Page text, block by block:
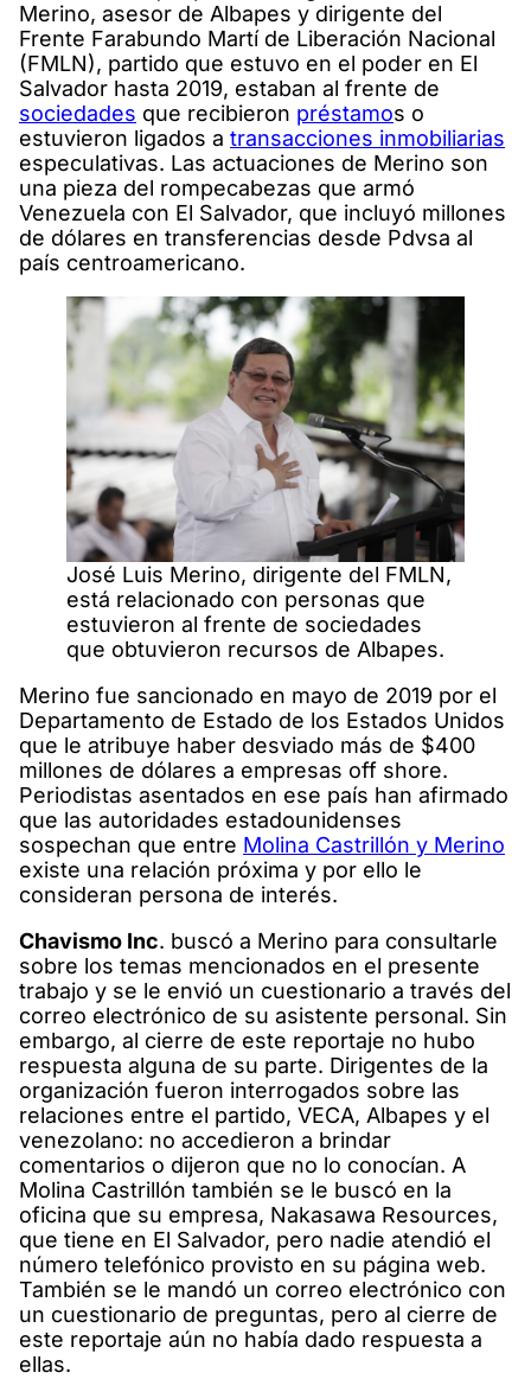
Merino, asesor de Albapes y dirigente del
Frente Farabundo Martí de Liberación Nacional
(FMLN), partido que estuvo en el poder en El
Salvador hasta 2019, estaban al frente de
sociedades que recibieron préstamos o
estuvieron ligados a transacciones inmobiliarias
especulativas. Las actuaciones de Merino son
una pieza del rompecabezas que armó
Venezuela con El Salvador, que incluyó millones
de dólares en transferencias desde Pdvsa al
país centroamericano.
José Luis Merino, dirigente del FMLN,
está relacionado con personas que
estuvieron al frente de sociedades
que obtuvieron recursos de Albapes.
Merino fue sancionado en mayo de 2019 por el
Departamento de Estado de los Estados Unidos
que le atribuye haber desviado más de $400
millones de dólares a empresas off shore.
Periodistas asentados en ese país han afirmado
que las autoridades estadounidenses
sospechan que entre Molina Castrillón y Merino
existe una relación próxima y por ello le
consideran persona de interés.
Chavismo Inc. buscó a Merino para consultarle
sobre los temas mencionados en el presente
trabajo y se le envió un cuestionario a través del
correo electrónico de su asistente personal. Sin
embargo, al cierre de este reportaje no hubo
respuesta alguna de su parte. Dirigentes de la
organización fueron interrogados sobre las
relaciones entre el partido, VECA, Albapes y el
venezolano: no accedieron a brindar
comentarios o dijeron que no lo conocían. A
Molina Castrillón también se le buscó en la
oficina que su empresa, Nakasawa Resources,
que tiene en El Salvador, pero nadie atendió el
número telefónico provisto en su página web.
También se le mandó un correo electrónico con
un cuestionario de preguntas, pero al cierre de
este reportaje aún no había dado respuesta a
ellas.